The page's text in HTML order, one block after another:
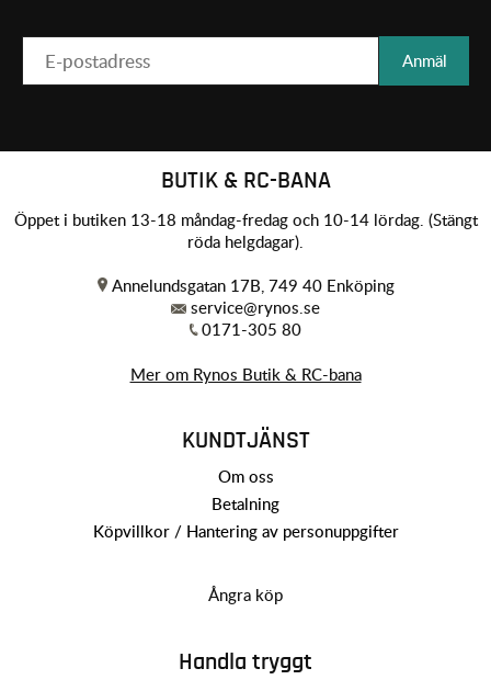
Anmäl
BUTIK & RC-BANA
Öppet i butiken 13-18 måndag-fredag och 10-14 lördag. (Stängt
röda helgdagar).
Annelundsgatan 17B, 749 40 Enköping
service@rynos.se
0171-305 80
Mer om Rynos Butik & RC-bana
KUNDTJÄNST
Om oss
Betalning
Köpvillkor / Hantering av personuppgifter
Ångra köp
Handla tryggt